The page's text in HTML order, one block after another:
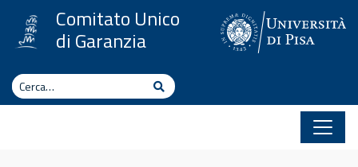
Vai al contenutoComitato Unico
di Garanzia
Cerca Cerca